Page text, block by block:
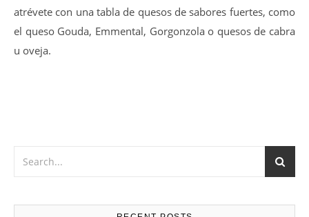
atrévete con una tabla de quesos de sabores fuertes, como
el queso Gouda, Emmental, Gorgonzola o quesos de cabra
u oveja.